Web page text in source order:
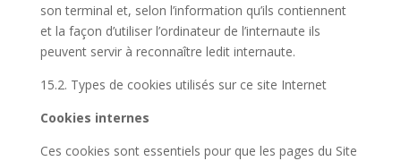
son terminal et, selon l’information qu’ils contiennent
et la façon d’utiliser l’ordinateur de l’internaute ils
peuvent servir à reconnaître ledit internaute.
15.2. Types de cookies utilisés sur ce site Internet
Cookies internes
Ces cookies sont essentiels pour que les pages du Site